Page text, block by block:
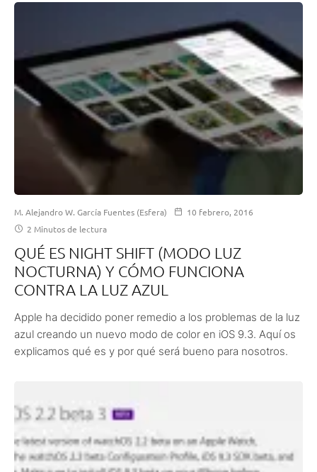
M. Alejandro W. García Fuentes (Esfera)
10 febrero, 2016
2 Minutos de lectura
QUÉ ES NIGHT SHIFT (MODO LUZ
NOCTURNA) Y CÓMO FUNCIONA
CONTRA LA LUZ AZUL
Apple ha decidido poner remedio a los problemas de la luz
azul creando un nuevo modo de color en iOS 9.3. Aquí os
explicamos qué es y por qué será bueno para nosotros.